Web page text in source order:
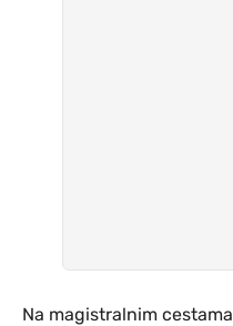
Na magistralnim